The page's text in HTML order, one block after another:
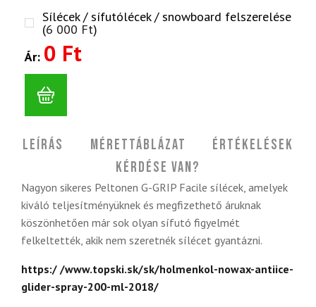
Sílécek / sífutólécek / snowboard felszerelése
(6 000 Ft)
Ár: 0 Ft
Leírás Mérettáblázat
Értékelések
Kérdése van?
Nagyon sikeres Peltonen G-GRIP Facile sílécek, amelyek
kiváló teljesítményüknek és megfizethető áruknak
köszönhetően már sok olyan sífutó figyelmét
felkeltették, akik nem szeretnék sílécet gyantázni.
https:/ /www.topski.sk/sk/holmenkol-nowax-antiice-
glider-spray-200-ml-2018/